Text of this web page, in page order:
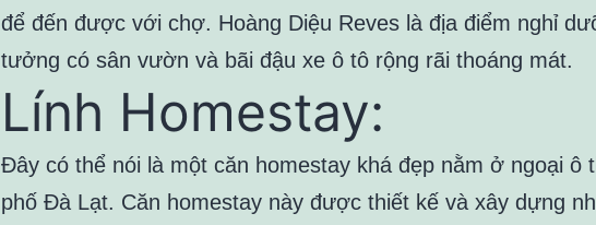
để đến được với chợ. Hoàng Diệu Reves là địa điểm nghỉ
tưởng có sân vườn và bãi đậu xe ô tô rộng rãi thoáng mát.
Lính Homestay:
Đây có thể nói là một căn homestay khá đẹp nằm ở ngoại ô
phố Đà Lạt. Căn homestay này được thiết kế và xây dựng